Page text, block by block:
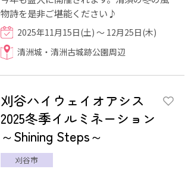
物詩を是非ご堪能ください♪
2025年11月15日(土) ～ 12月25日(木)
清洲城・清洲古城跡公園周辺
刈谷ハイウェイオアシス
2025冬季イルミネーション
～Shining Steps～
刈谷市